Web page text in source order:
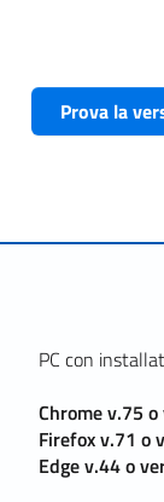
PC con
Chrome v.75
Firefox v.71 o
Edge v.44 o